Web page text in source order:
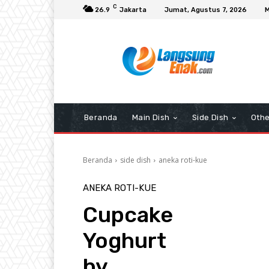
26.9 C Jakarta Jumat, Agustus 7, 2026
Beranda Main Dish Side Dish
Beranda side dish aneka roti-kue
ANEKA ROTI-KUE
Cupcake
Yoghurt